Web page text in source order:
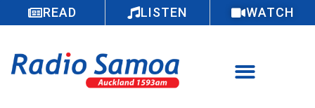
READ LISTEN WATCH